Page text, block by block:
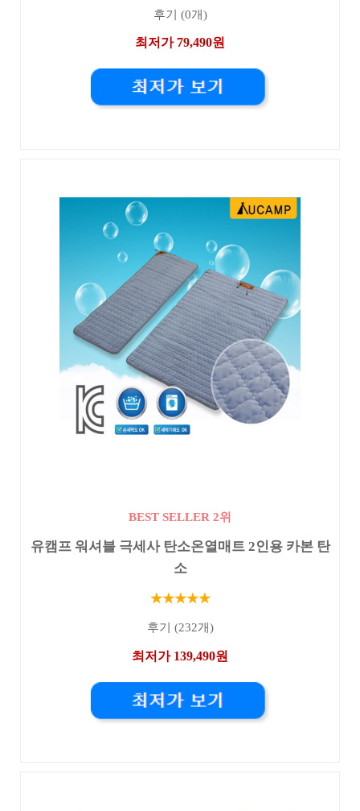
후기 (0개)
최저가 79,490원
BEST SELLER 2위
유캠프 워셔블 극세사 탄소온열매트 2인용 카본 탄
소
★★★★★
후기 (232개)
최저가 139,490원